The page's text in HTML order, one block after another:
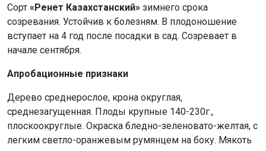
Сорт «Ренет Казахстанский» зимнего срока
созревания. Устойчив к болезням. В плодоношение
вступает на 4 год после посадки в сад. Созревает в
начале сентября.
Апробационные признаки
Дерево среднерослое, крона округлая,
среднезагущенная. Плоды крупные 140-230г.,
плоскоокруглые. Окраска бледно-зеленовато-желтая, с
легким светло-оранжевым румянцем на боку. Мякоть